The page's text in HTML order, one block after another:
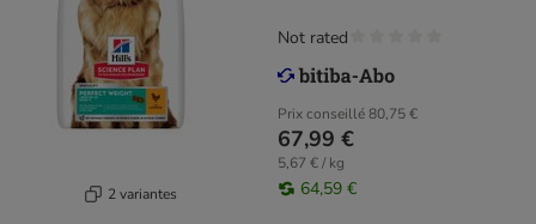
2 variantes
Prix conseillé80,75 €
67,99 €
5,67 € / kg
64,59 €
Not rated